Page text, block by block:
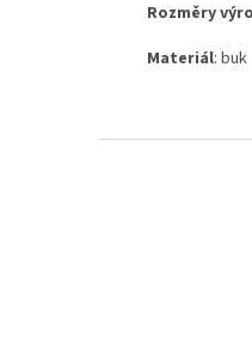
Rozměry
Materiál: buk